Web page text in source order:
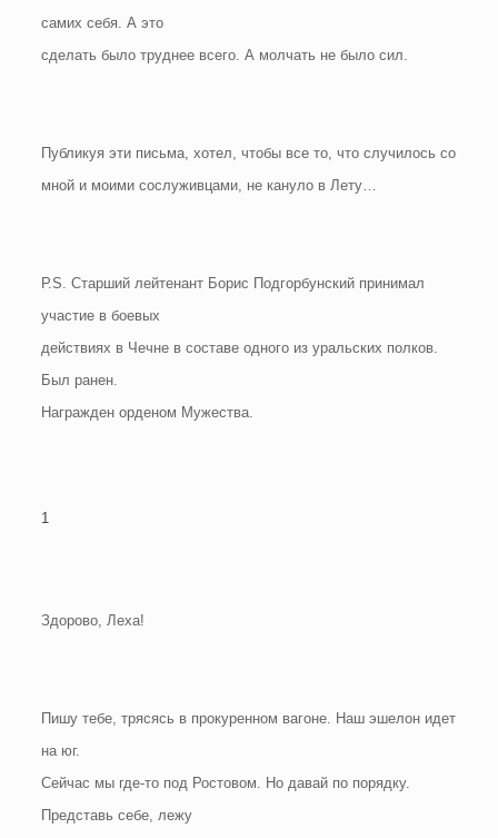
самих себя. А это
сделать было труднее всего. А молчать не было сил.
Публикуя эти письма, хотел, чтобы все то, что случилось со
мной и моими сослуживцами, не кануло в Лету…
Р.S. Старший лейтенант Борис Подгорбунский принимал
участие в боевых
действиях в Чечне в составе одного из уральских полков.
Был ранен.
Награжден орденом Мужества.
1
Здорово, Леха!
Пишу тебе, трясясь в прокуренном вагоне. Наш эшелон идет
на юг.
Сейчас мы где-то под Ростовом. Но давай по порядку.
Представь себе, лежу